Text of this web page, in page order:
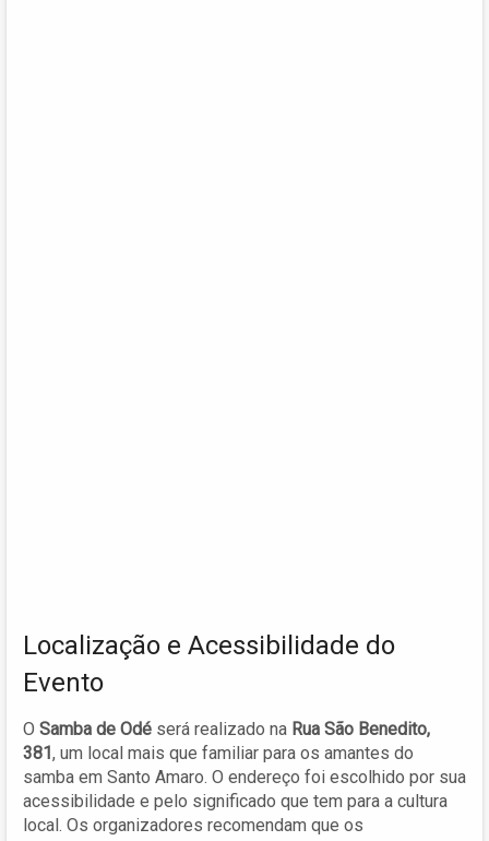
Localização e Acessibilidade do
Evento
O Samba de Odé será realizado na Rua São Benedito,
381, um local mais que familiar para os amantes do
samba em Santo Amaro. O endereço foi escolhido por sua
acessibilidade e pelo significado que tem para a cultura
local. Os organizadores recomendam que os